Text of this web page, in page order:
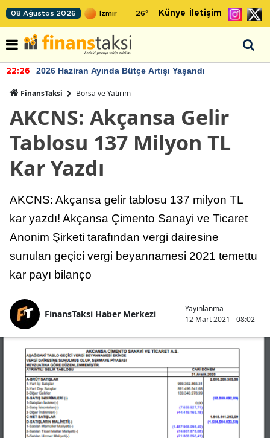
08 Ağustos 2026 26° Künye İletişim
22:26 2026 Haziran Ayında Bütçe Artışı Yaşandı
FinansTaksi Borsa ve Yatırım
AKCNS: Akçansa Gelir
Tablosu 137 Milyon TL
Kar Yazdı
AKCNS: Akçansa gelir tablosu 137 milyon TL
kar yazdı! Akçansa Çimento Sanayi ve Ticaret
Anonim Şirketi tarafından vergi dairesine
sunulan geçici vergi beyannamesi 2021 temettu
kar payı bilanço
FinansTaksi Haber Merkezi
Yayınlanma
12 Mart 2021 - 08:02